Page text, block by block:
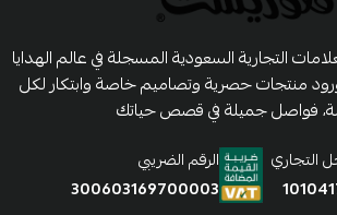
التجارية السعودية المسجلة في عالم الهدايا
منتجات حصرية وتصاميم خاصة وابتكار لكل
فواصل جميلة في قصص حياتك
التجاري
الرقم الضريبي
300603169700003